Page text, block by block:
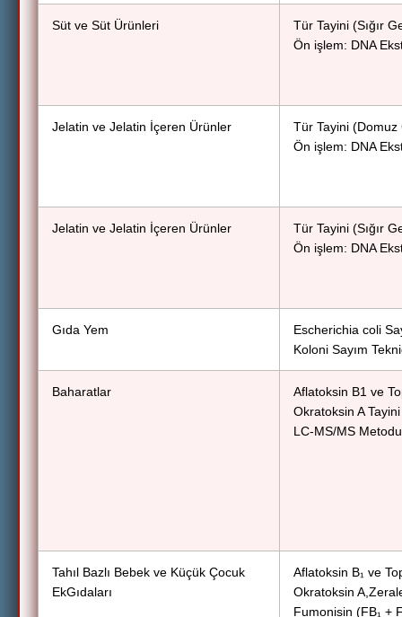
Süt ve Süt Ürünleri
Tür Tayini (Sığır
Ön işlem: DNA
Jelatin ve Jelatin İçeren Ürünler
Tür Tayini (Domuz
Ön işlem: DNA
Jelatin ve Jelatin İçeren Ürünler
Tür Tayini (Sığır
Ön işlem: DNA
Gıda Yem
Escherichia coli
Koloni Sayım
Baharatlar
Aflatoksin B1 ve
Okratoksin A Tayini
LC-MS/MS Metodu
Tahıl Bazlı Bebek ve Küçük Çocuk
EkGıdaları
Aflatoksin B₁ ve
Okratoksin
Fumonisin (FB₁ +